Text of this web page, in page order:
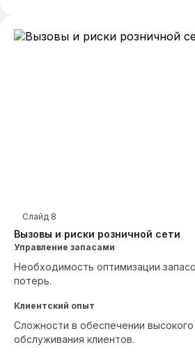
Вызовы и риски розничной сети
Слайд 8
Управление запасами
Необходимость оптимизации
потерь.
Клиентский опыт
Сложности в обеспечении
обслуживания клиентов.